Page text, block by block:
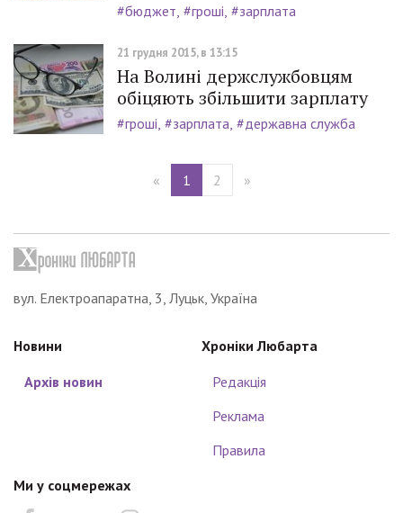
#бюджет #гроші #зарплата
21 грудня 2015, в 13:15
На Волині держслужбовцям
обіцяють збільшити зарплату
#гроші #зарплата #державна служба
« 1 2 »
вул. Електроапаратна, 3, Луцьк, Україна
Новини
Архів новин
Хроніки Любарта
Редакція
Реклама
Правила
Ми у соцмережах